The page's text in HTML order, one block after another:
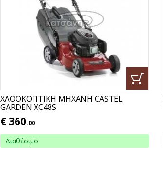
ΧΛΟΟΚΟΠΤΙΚΗ ΜΗΧΑΝΗ CASTEL
GARDEN XC48S
€ 360.00
Διαθέσιμο